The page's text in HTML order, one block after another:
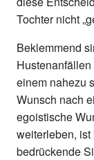
Tochter nicht
Beklemmend
einem nahezu
Wunsch nach
egoistische
weiterleben,
bedrückende